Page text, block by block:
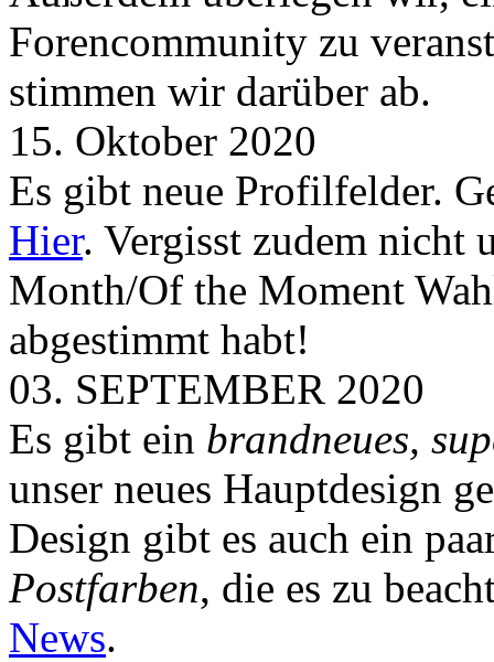
Forencommunity zu
stimmen wir darüber ab.
15. Oktober 2020
Es gibt neue Profilfelder.
Hier. Vergisst zudem nicht
Month/Of the Moment
abgestimmt habt!
03. SEPTEMBER 2020
Es gibt ein brandneues,
unser neues Hauptdesign
Design gibt es auch ein
Postfarben, die es zu
News.